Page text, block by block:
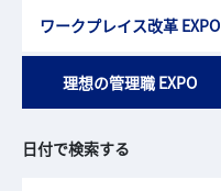
ワークプレイス改革 EXPO
理想の管理職 EXPO
日付で検索する